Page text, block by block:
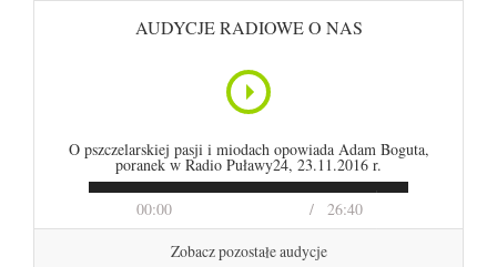
AUDYCJE RADIOWE O NAS
00:00 26:40
O pszczelarskiej pasji i miodach opowiada Adam Boguta,
poranek w Radio Puławy24, 23.11.2016 r.
Zobacz pozostałe audycje